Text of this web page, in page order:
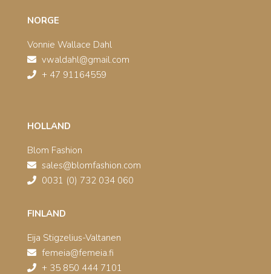
NORGE
Vonnie Wallace Dahl
vwaldahl@gmail.com
+ 47 91164559
HOLLAND
Blom Fashion
sales@blomfashion.com
0031 (0) 732 034 060
FINLAND
Eija Stigzelius-Valtanen
femeia@femeia.fi
+ 35 850 444 7101